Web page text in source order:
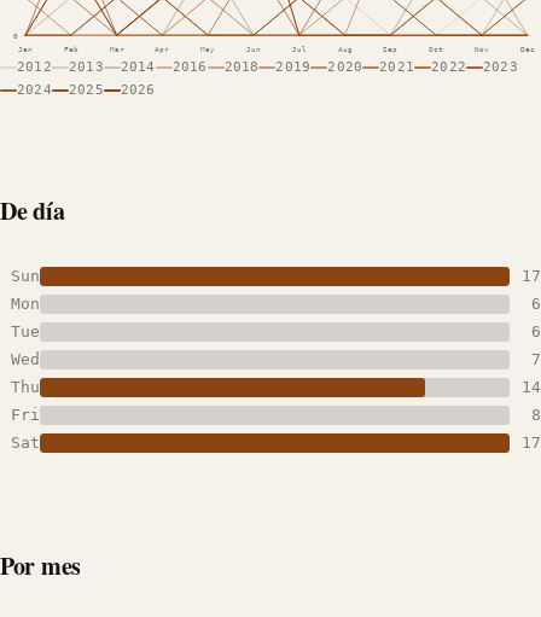
0
Jan Feb Mar Apr May Jun Jul Aug Sep Oct Nov Dec
2012 2013 2014 2016 2018 2019 2020 2021 2022
2023
2024
2025 2026
De día
Sun
17
Mon
6
Tue
6
Wed
7
Thu
14
Fri
8
Sat
17
Por mes